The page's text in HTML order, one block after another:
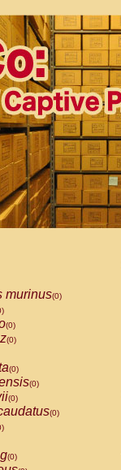
murinus(0)
(0)
(0)
(0)
(0)
(0)
(0)
(0)